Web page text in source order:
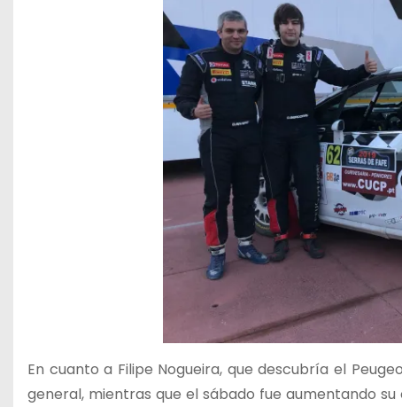
En cuanto a Filipe Nogueira, que descubría el
general, mientras que el sábado fue aumentando